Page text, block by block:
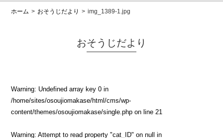
ホーム > おそうじだより > img_1389-1.jpg
おそうじだより
Warning: Undefined array key 0 in
/home/sites/osoujiomakase/html/cms/wp-
content/themes/osoujiomakase/single.php on line 21
Warning: Attempt to read property "cat_ID" on null in